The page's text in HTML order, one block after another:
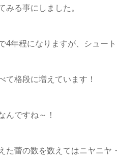
る事にしました。
4年程になりますが、シュート
て格段に増えています！
んですね～！
た蕾の数を数えてはニヤニヤ